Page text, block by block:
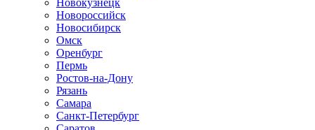
Новокузнецк
Новороссийск
Новосибирск
Омск
Оренбург
Пермь
Ростов-на-Дону
Рязань
Самара
Санкт-Петербург